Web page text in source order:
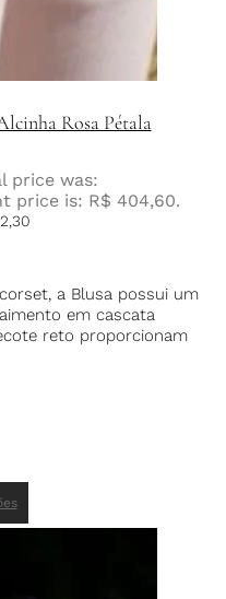
Rosa Pétala
price was:
price is: R$ 404,60.
a Blusa possui um
em cascata
reto proporcionam